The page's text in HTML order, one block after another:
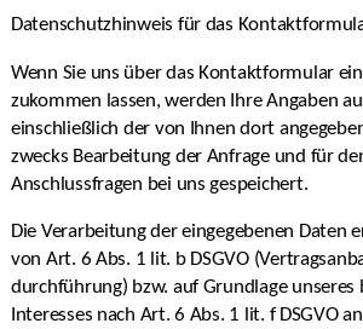
Datenschutzhinweis für das
Wenn Sie uns über das Kontaktformular
zukommen lassen, werden Ihre Angaben
einschließlich der von Ihnen dort
zwecks Bearbeitung der Anfrage und für
Anschlussfragen bei uns gespeichert.
Die Verarbeitung der eingegebenen Daten
von Art. 6 Abs. 1 lit. b DSGVO
durchführung) bzw. auf Grundlage unseres
Interesses nach Art. 6 Abs. 1 lit. f DSGVO